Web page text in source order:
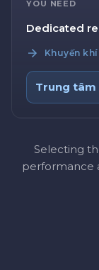
YOU NEED
Dedicated
Khuyến
Trung tâm
Selecting
performance